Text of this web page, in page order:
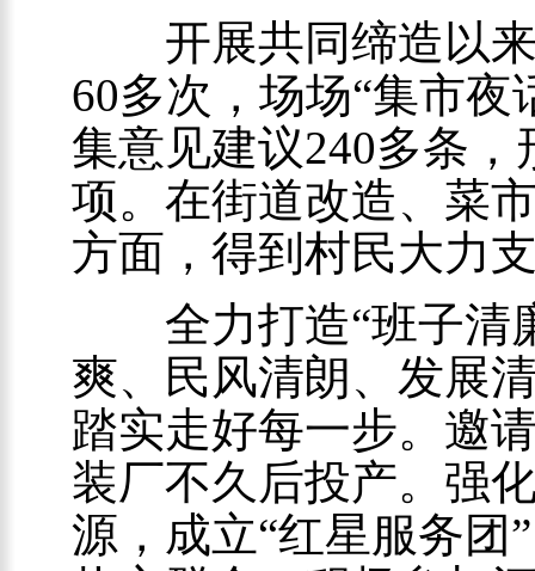
开展共同缔造以来
60多次，场场“集市夜
集意见建议240多条
项。在街道改造、菜
方面，得到村民大力
全力打造“班子清
爽、民风清朗、发展
踏实走好每一步。邀
装厂不久后投产。强
源，成立“红星服务团